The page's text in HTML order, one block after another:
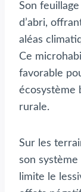
Son
d’abri,
aléas
Ce
favorable
écosystème
rurale.
Sur les
son
limite le